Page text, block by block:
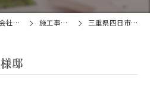
三重県の外壁塗装なら株式会社ビサイクラフト 施工事例一覧 三重県四日市市M様邸
邸